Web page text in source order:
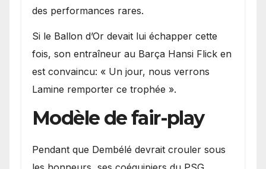
des performances rares.
Si le Ballon d’Or devait lui échapper cette
fois, son entraîneur au Barça Hansi Flick en
est convaincu: « Un jour, nous verrons
Lamine remporter ce trophée ».
Modèle de fair-play
Pendant que Dembélé devrait crouler sous